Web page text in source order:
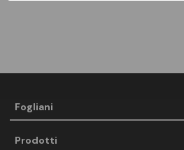
Fogliani
Prodotti